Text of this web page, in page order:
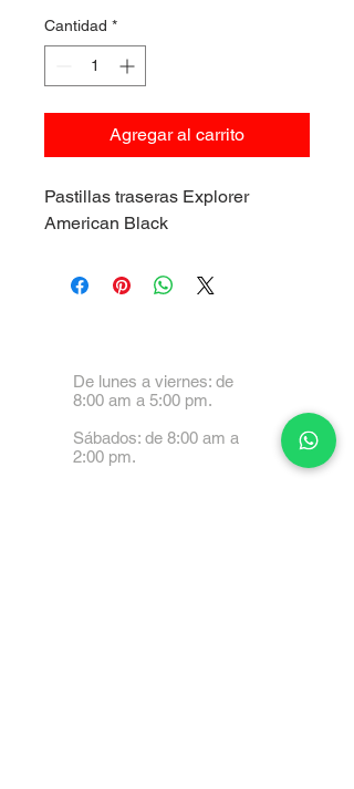
Cantidad *
Agregar al carrito
Pastillas traseras Explorer
American Black
De lunes a viernes: de
8:00 am a 5:00 pm.
Sábados: de 8:00 am a
2:00 pm.